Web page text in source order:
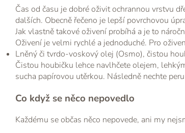
Čas od času je dobré oživit ochrannou vrstvu
dalších. Obecně řečeno je lepší povrchovou
Jak vlastně takové oživení probíhá a je to
Oživení je velmi rychlé a jednoduché. Pro
Lněný či tvrdo-voskový olej (Osmo), čistou
Čistou houbičku lehce navlhčete olejem,
sucha papírovou utěrkou. Následně nechte
Co když se něco nepovedlo
Každému se občas něco nepovede, ani my